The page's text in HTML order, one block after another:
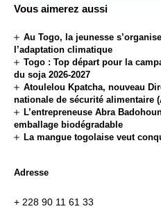
Vous aimerez aussi
Au Togo, la jeunesse
l’adaptation climatique
Togo : Top départ pour la
du soja 2026-2027
Atoulelou Kpatcha, nouveau
nationale de sécurité alimentaire
L’entrepreneuse Abra
emballage biodégradable
La mangue togolaise veut
Adresse
+ 228 90 11 61 33